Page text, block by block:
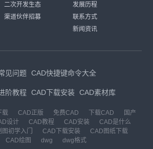
二次开发生态
渠道伙伴招募
发展历程
联系方式
新闻资讯
见问题 CAD快捷键命令大全
阶教程 CAD下载安装 CAD素材库
载 CAD正版 免费CAD 下载CAD
国产
设计 CAD教程 CAD安装
CAD是什么
初学入门 CAD下载安装
CAD图纸下载
CAD绘图 dwg dwg格式